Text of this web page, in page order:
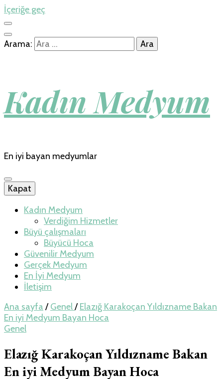
İçeriğe geç
Arama:
Kadın Medyum
En iyi bayan medyumlar
Kapat
Kadın Medyum
Verdiğim Hizmetler
Büyü çalışmaları
Büyücü Hoca
Güvenilir Medyum
Gerçek Medyum
En İyi Medyum
İletişim
Ana sayfa / Genel/ Elazığ Karakoçan Yıldızname Bakan
En iyi Medyum Bayan Hoca
Genel
Elazığ Karakoçan Yıldızname Bakan
En iyi Medyum Bayan Hoca